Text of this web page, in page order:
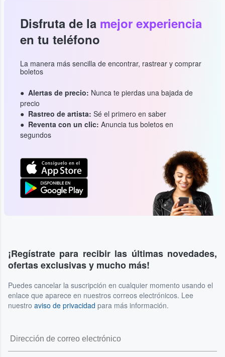
Disfruta de la mejor experiencia
en tu teléfono
La manera más sencilla de encontrar, rastrear y comprar
boletos
Alertas de precio: Nunca te pierdas una bajada de
precio
Rastreo de artista: Sé el primero en saber
Reventa con un clic: Anuncia tus boletos en
segundos
¡Regístrate para recibir las últimas novedades,
ofertas exclusivas y mucho más!
Puedes cancelar la suscripción en cualquier momento usando el
enlace que aparece en nuestros correos electrónicos. Lee
nuestro aviso de privacidad para más información.